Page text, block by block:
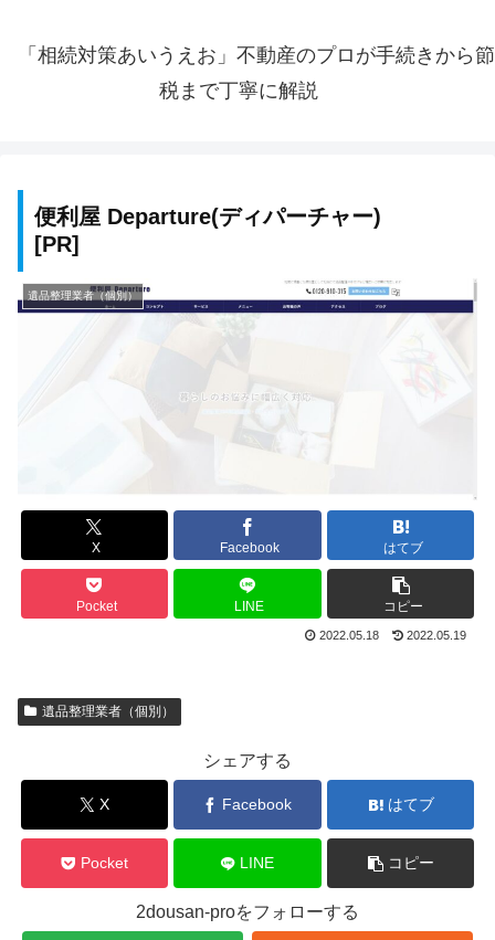
「相続対策あいうえお」不動産のプロが手続きから節
税まで丁寧に解説
便利屋 Departure(ディパーチャー)
遺品整理業者（個別）
X Facebook はてブ
Pocket LINE コピー
2022.05.18 2022.05.19
遺品整理業者（個別）
シェアする
X Facebook はてブ
Pocket LINE コピー
2dousan-proをフォローする